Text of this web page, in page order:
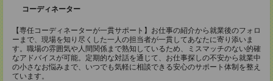
コーディネーター
【専任コーディネーターが一貫サポート】お仕事の紹介から就業後のフォロ
ーまで、現場を知り尽くした一人の担当者が一貫してあなたに寄り添いま
す。職場の雰囲気や人間関係まで熟知しているため、ミスマッチのない的確
なアドバイスが可能。定期的な対話を通じて、お仕事探しの不安から就業中
の小さなお悩みまで、いつでも気軽に相談できる安心のサポート体制を整え
ています。